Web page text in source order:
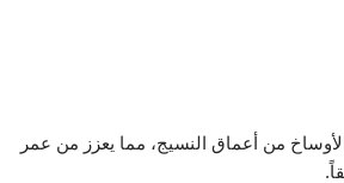
من أعماق النسيج، مما يعزز من عمر